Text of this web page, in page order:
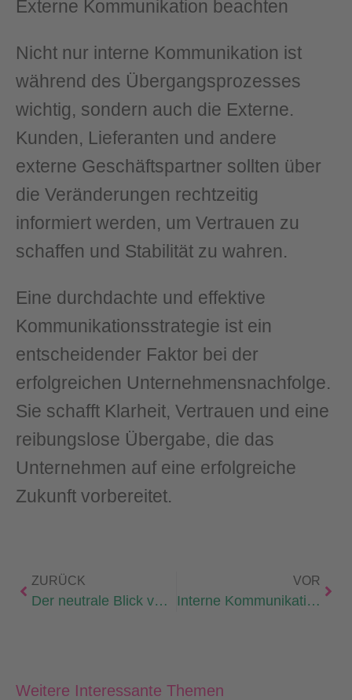
Externe Kommunikation beachten
Nicht nur interne Kommunikation ist
während des Übergangsprozesses
wichtig, sondern auch die Externe.
Kunden, Lieferanten und andere
externe Geschäftspartner sollten über
die Veränderungen rechtzeitig
informiert werden, um Vertrauen zu
schaffen und Stabilität zu wahren.
Eine durchdachte und effektive
Kommunikationsstrategie ist ein
entscheidender Faktor bei der
erfolgreichen Unternehmensnachfolge.
Sie schafft Klarheit, Vertrauen und eine
reibungslose Übergabe, die das
Unternehmen auf eine erfolgreiche
Zukunft vorbereitet.
ZURÜCK
Der neutrale Blick von außen
VOR
Interne Kommunikation ist kein Luxus!
Weitere Interessante Themen